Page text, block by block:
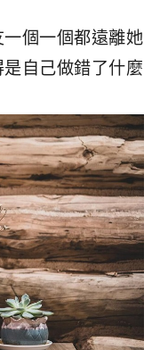
個一個都遠離她
自己做錯了什麼